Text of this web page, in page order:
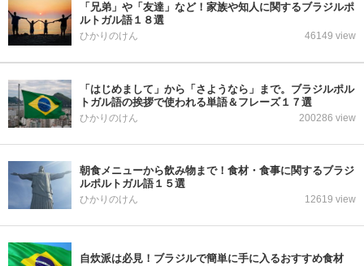
「兄弟」や「友達」など！家族や知人に関するブラジルポ
ルトガル語１８選
ひかりのけん 46149 view
「はじめまして」から「さようなら」まで。ブラジルポル
トガル語の挨拶で使われる単語＆フレーズ１７選
ひかりのけん 200286 view
朝食メニューから飲み物まで！食材・食事に関するブラジ
ルポルトガル語１５選
ひかりのけん 12619 view
自炊派は必見！ブラジルで簡単に手に入るおすすめ食材